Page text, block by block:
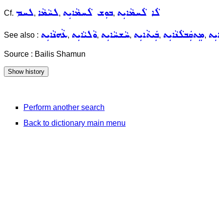
Cf. ܠܚܡ, ܠܚܵܡܵܐ, ܒܘܼܫ ܠܵܚܡܵܐܝܼܬ, ܠܵܐ ܠܵܚܡܵܐܝܼܬ
See also : ܥܵܗܢܵܐܝܼܬ, ܘܵܠܝܵܐܝܼܬ, ܚܵܫܚܵܐܝܼܬ, ܒܲܝܬܵܐܝܼܬ, ܡܸܬܩܲܒܠܵܢܵܐܝܼܬ,
Source : Bailis Shamun
Perform another search
Back to dictionary main menu